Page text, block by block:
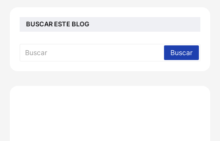
BUSCAR ESTE BLOG